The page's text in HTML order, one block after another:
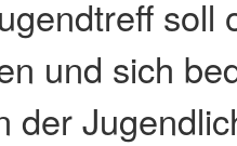
soll
und sich
der